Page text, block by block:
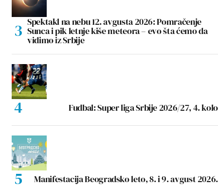
Spektakl na nebu 12. avgusta 2026: Pomračenje
Sunca i pik letnje kiše meteora – evo šta ćemo da
vidimo iz Srbije
Fudbal: Super liga Srbije 2026/27, 4. kolo
Manifestacija Beogradsko leto, 8. i 9. avgust 2026.